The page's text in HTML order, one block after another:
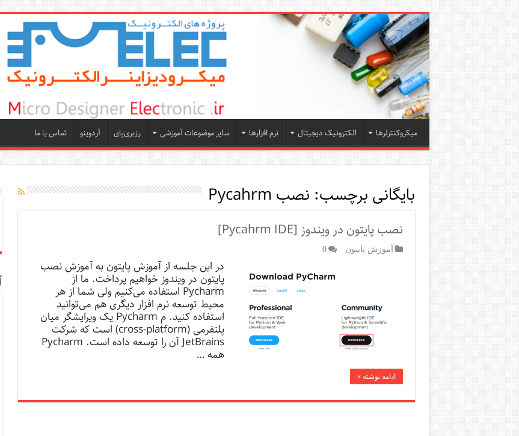
میکروکنترلرها الکترونیک دیجیتال نرم افزارها سایر موضوعات آموزشی رزبری‌پای آردوینو تماس با ما
بایگانی برچسب: نصب Pycahrm
نصب پایتون در ویندوز [Pycahrm IDE]
آموزش پایتون 0
در این جلسه از آموزش پایتون به آموزش نصب
پایتون در ویندوز خواهیم پرداخت. ما از
Pycharm استفاده می‌کنیم ولی شما از هر
محیط توسعه نرم افزار دیگری هم می‌توانید
استفاده کنید. م Pycharm یک ویرایشگر میان
پلتفرمی (cross-platform) است که شرکت
JetBrains آن را توسعه داده است. Pycharm
همه …
ادامه نوشته »